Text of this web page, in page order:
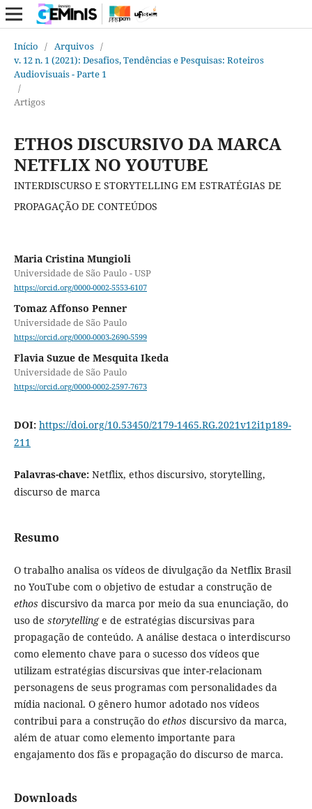
Início / Arquivos /
v. 12 n. 1 (2021): Desafios, Tendências e Pesquisas: Roteiros
Audiovisuais - Parte 1
/
Artigos
ETHOS DISCURSIVO DA MARCA
NETFLIX NO YOUTUBE
INTERDISCURSO E STORYTELLING EM ESTRATÉGIAS DE
PROPAGAÇÃO DE CONTEÚDOS
Maria Cristina Mungioli
Universidade de São Paulo - USP
https://orcid.org/0000-0002-5553-6107
Tomaz Affonso Penner
Universidade de São Paulo
https://orcid.org/0000-0003-2690-5599
Flavia Suzue de Mesquita Ikeda
Universidade de São Paulo
https://orcid.org/0000-0002-2597-7673
DOI: https://doi.org/10.53450/2179-1465.RG.2021v12i1p189-
211
Palavras-chave: Netflix, ethos discursivo, storytelling,
discurso de marca
Resumo
O trabalho analisa os vídeos de divulgação da Netflix Brasil
no YouTube com o objetivo de estudar a construção de
ethos discursivo da marca por meio da sua enunciação, do
uso de storytellinge de estratégias discursivas para
propagação de conteúdo. A análise destaca o interdiscurso
como elemento chave para o sucesso dos vídeos que
utilizam estratégias discursivas que inter-relacionam
personagens de seus programas com personalidades da
mídia nacional. O gênero humor adotado nos vídeos
contribui para a construção do ethos discursivo da marca,
além de atuar como elemento importante para
engajamento dos fãs e propagação do discurso de marca.
Downloads